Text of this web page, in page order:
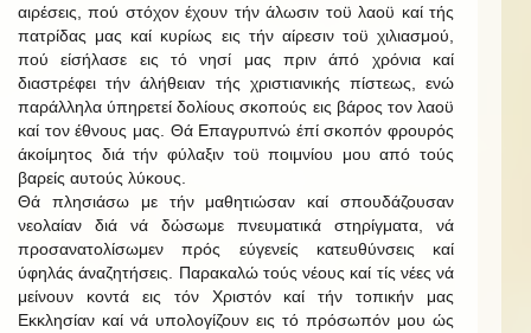
αιρέσεις, πού στόχον έχουν τήν άλωσιν τοϋ λαοϋ καί τής
πατρίδας μας καί κυρίως εις τήν αίρεσιν τοϋ χιλιασμού,
πού είσήλασε εις τό νησί μας πριν άπό χρόνια καί
διαστρέφει τήν άλήθειαν τής χριστιανικής πίστεως, ενώ
παράλληλα ύπηρετεί δολίους σκοπούς εις βάρος τον λαοϋ
καί τον έθνους μας. Θά Επαγρυπνώ έπί σκοπόν φρουρός
άκοίμητος διά τήν φύλαξιν τοϋ ποιμνίου μου από τούς
βαρείς αυτούς λύκους.
Θά πλησιάσω με τήν μαθητιώσαν καί σπουδάζουσαν
νεολαίαν διά νά δώσωμε πνευματικά στηρίγματα, νά
προσανατολίσωμεν πρός εύγενείς κατευθύνσεις καί
ύφηλάς άναζητήσεις. Παρακαλώ τούς νέους καί τίς νέες νά
μείνουν κοντά εις τόν Χριστόν καί τήν τοπικήν μας
Εκκλησίαν καί νά υπολογίζουν εις τό πρόσωπόν μου ώς